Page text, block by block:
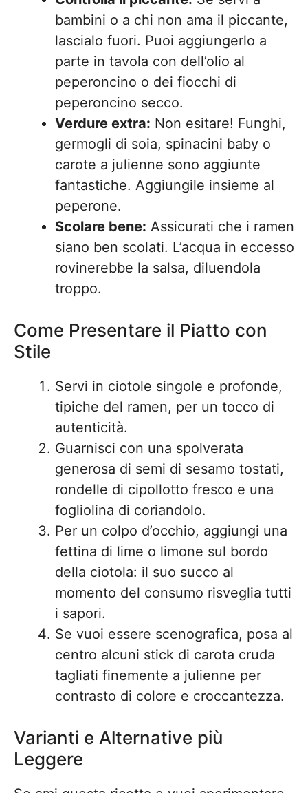
bambini o a chi non ama il piccante,
lascialo fuori. Puoi aggiungerlo a
parte in tavola con dell’olio al
peperoncino o dei fiocchi di
peperoncino secco.
Verdure extra: Non esitare! Funghi,
germogli di soia, spinacini baby o
carote a julienne sono aggiunte
fantastiche. Aggiungile insieme al
peperone.
Scolare bene: Assicurati che i ramen
siano ben scolati. L’acqua in eccesso
rovinerebbe la salsa, diluendola
troppo.
Come Presentare il Piatto con
Stile
Servi in ciotole singole e profonde,
tipiche del ramen, per un tocco di
autenticità.
Guarnisci con una spolverata
generosa di semi di sesamo tostati,
rondelle di cipollotto fresco e una
fogliolina di coriandolo.
Per un colpo d’occhio, aggiungi una
fettina di lime o limone sul bordo
della ciotola: il suo succo al
momento del consumo risveglia tutti
i sapori.
Se vuoi essere scenografica, posa al
centro alcuni stick di carota cruda
tagliati finemente a julienne per
contrasto di colore e croccantezza.
Varianti e Alternative più
Leggere